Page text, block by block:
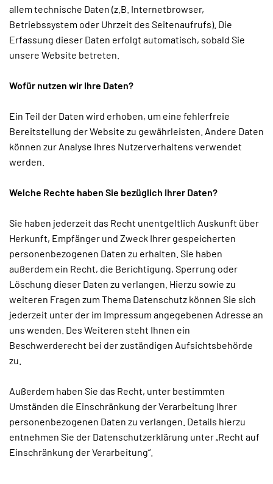
allem technische Daten (z.B. Internetbrowser,
Betriebssystem oder Uhrzeit des Seitenaufrufs). Die
Erfassung dieser Daten erfolgt automatisch, sobald Sie
unsere Website betreten.
Wofür nutzen wir Ihre Daten?
Ein Teil der Daten wird erhoben, um eine fehlerfreie
Bereitstellung der Website zu gewährleisten. Andere Daten
können zur Analyse Ihres Nutzerverhaltens verwendet
werden.
Welche Rechte haben Sie bezüglich Ihrer Daten?
Sie haben jederzeit das Recht unentgeltlich Auskunft über
Herkunft, Empfänger und Zweck Ihrer gespeicherten
personenbezogenen Daten zu erhalten. Sie haben
außerdem ein Recht, die Berichtigung, Sperrung oder
Löschung dieser Daten zu verlangen. Hierzu sowie zu
weiteren Fragen zum Thema Datenschutz können Sie sich
jederzeit unter der im Impressum angegebenen Adresse an
uns wenden. Des Weiteren steht Ihnen ein
Beschwerderecht bei der zuständigen Aufsichtsbehörde
zu.
Außerdem haben Sie das Recht, unter bestimmten
Umständen die Einschränkung der Verarbeitung Ihrer
personenbezogenen Daten zu verlangen. Details hierzu
entnehmen Sie der Datenschutzerklärung unter „Recht auf
Einschränkung der Verarbeitung“.